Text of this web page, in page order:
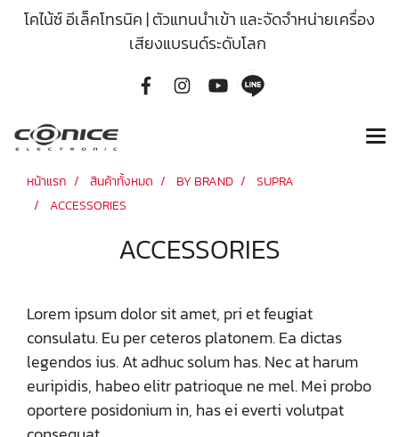
โคไน้ซ์ อีเล็คโทรนิค | ตัวแทนนำเข้า และจัดจำหน่ายเครื่อง
เสียงแบรนด์ระดับโลก
หน้าแรก สินค้าทั้งหมด BY BRAND
SUPRA
ACCESSORIES
ACCESSORIES
Lorem ipsum dolor sit amet, pri et feugiat
consulatu. Eu per ceteros platonem. Ea dictas
legendos ius. At adhuc solum has. Nec at harum
euripidis, habeo elitr patrioque ne mel. Mei probo
oportere posidonium in, has ei everti volutpat